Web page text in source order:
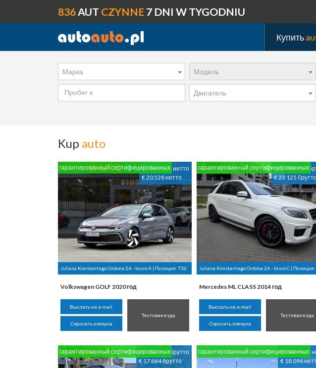
836AUT CZYNNE 7 DNI W TYGODNIU
Купить
Марка Модель
Двигатель
Kup auto
97 560 PLN нетто
€ 20 528 нетто
гарантированный сертифицированных
Juliana Konstantego Ordona 2A - biuro A | Позиция: 736
Volkswagen GOLF 2020 год
Выслать на e-mail
Спросить опекуна
Тестовая езда
109 900 PLN
€ 23 125
гарантированный сертифицированных
Juliana Konstantego Ordona 2A - biuro C | Позиция:
Mercedes ML CLASS 2014 год
Выслать на e-mail
Спросить опекуна
Тестовая езда
84 900 PLN брутто
€ 17 864 брутто
гарантированный сертифицированных
85 999 PLN
€ 18 096
гарантированный сертифицированных